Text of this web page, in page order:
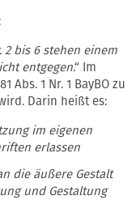
2 bis 6 stehen einem
entgegen.“ Im
Abs. 1 Nr. 1 BayBO zu
Darin heißt es:
im eigenen
erlassen
die äußere Gestalt
und Gestaltung